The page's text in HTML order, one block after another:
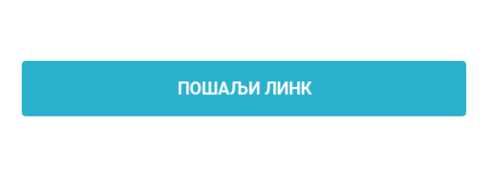
ПОШАЉИ ЛИНК